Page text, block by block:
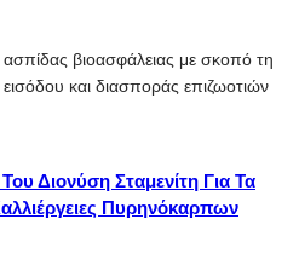
βιοασφάλειας με σκοπό τη
και διασποράς επιζωοτιών
Διονύση Σταμενίτη Για Τα
Πυρηνόκαρπων